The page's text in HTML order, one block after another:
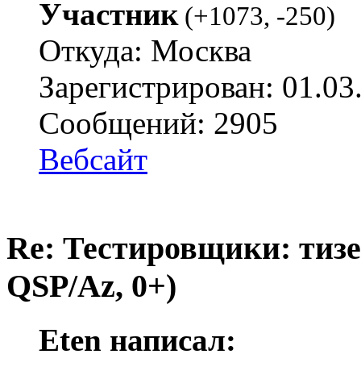
Участник(+1073, -250)
Откуда: Москва
Зарегистрирован:
Сообщений: 2905
Вебсайт
Re: Тестировщики:
QSP/Az, 0+)
Eten написал: